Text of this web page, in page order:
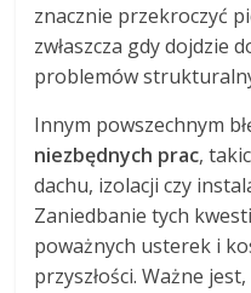
znacznie przekroczyć
zwłaszcza gdy dojdzie
problemów
Innym powszechnym
niezbędnych prac,
dachu, izolacji czy
Zaniedbanie tych
poważnych usterek i
przyszłości. Ważne